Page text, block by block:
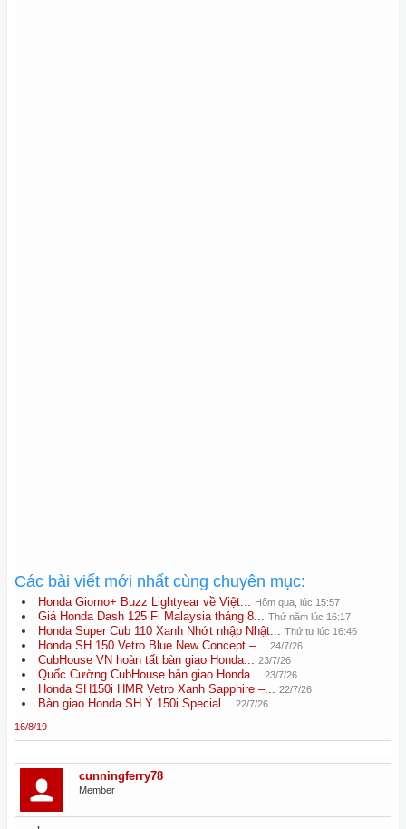
Các bài viết mới nhất cùng chuyên mục:
Honda Giorno+ Buzz Lightyear về Việt... Hôm qua, lúc 15:57
Giá Honda Dash 125 Fi Malaysia tháng 8... Thứ năm lúc 16:17
Honda Super Cub 110 Xanh Nhớt nhập Nhật... Thứ tư lúc 16:46
Honda SH 150 Vetro Blue New Concept –... 24/7/26
CubHouse VN hoàn tất bàn giao Honda... 23/7/26
Quốc Cường CubHouse bàn giao Honda... 23/7/26
Honda SH150i HMR Vetro Xanh Sapphire –... 22/7/26
Bàn giao Honda SH Ý 150i Special... 22/7/26
16/8/19
cunningferry78
Member